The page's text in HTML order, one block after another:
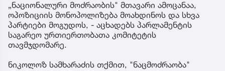
„ნაციონალური მოძრაობის" მთავარი ამოცანაა,
ოპოზიციის მონოპოლიზება მოახდინოს და სხვა
პარტიები მოგუდოს, - აცხადებს პარლამენტის
საგარეო ურთიერთობათა კომიტეტის
თავმჯდომარე.
ნიკოლოზ სამხარაძის თქმით, "ნაცმოძრაობა"